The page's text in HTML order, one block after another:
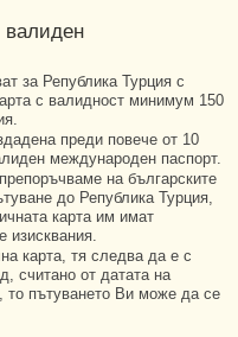
за Република Турция с
с валидност минимум 150
преди повече от 10
международен паспорт.
на българските
до Република Турция,
карта им имат
изисквания.
карта, тя следва да е с
считано от датата на
то пътуването Ви може да се